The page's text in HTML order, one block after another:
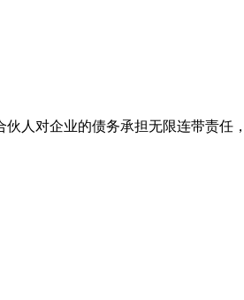
人对企业的债务承担无限连带责任